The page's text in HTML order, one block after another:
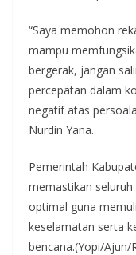
“Saya memohon
mampu
bergerak, jangan
percepatan dalam
negatif atas
Nurdin Yana.
Pemerintah
memastikan
optimal guna
keselamatan serta
bencana.(Yopi/